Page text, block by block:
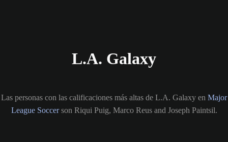
L.A. Galaxy
Las personas con las calificaciones más altas de L.A. Galaxy en Major
League Soccerson Riqui Puig, Marco Reus and Joseph Paintsil.